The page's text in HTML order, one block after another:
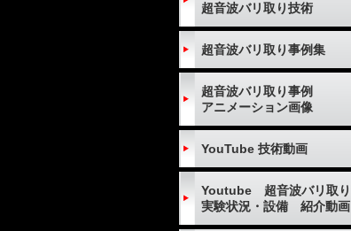
超音波バリ取り技術
超音波バリ取り事例集
超音波バリ取り事例
アニメーション画像
YouTube 技術動画
Youtube 超音波バリ取り
実験状況・設備 紹介動画